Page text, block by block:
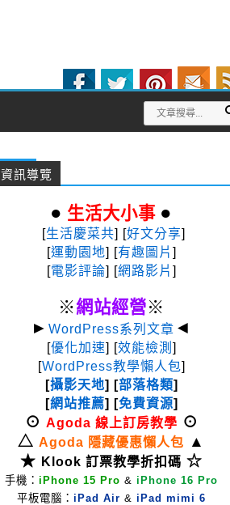
資訊導覽
● 生活大小事 ●
[生活慶菜共] [好文分享]
[運動園地] [有趣圖片 ]
[電影評論] [網路影片 ]
※網站經營※
► WordPress系列文章 ◄
[優化加速] [效能檢測 ]
[WordPress教學懶人包]
[攝影天地] [部落格類]
[網站推薦] [免費資源]
⊙ Agoda 線上訂房教學 ⊙
△ Agoda 隱藏優惠懶人包
▲
★ Klook 訂票教學折扣碼 ☆
手機： iPhone 15 Pro & iPhone 16 Pro
平板電腦： iPad Air & iPad mimi 6